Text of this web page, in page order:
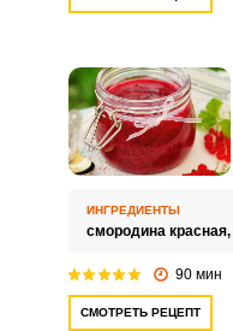
ИНГРЕДИЕНТЫ
смородина красная,
90 мин
СМОТРЕТЬ РЕЦЕПТ